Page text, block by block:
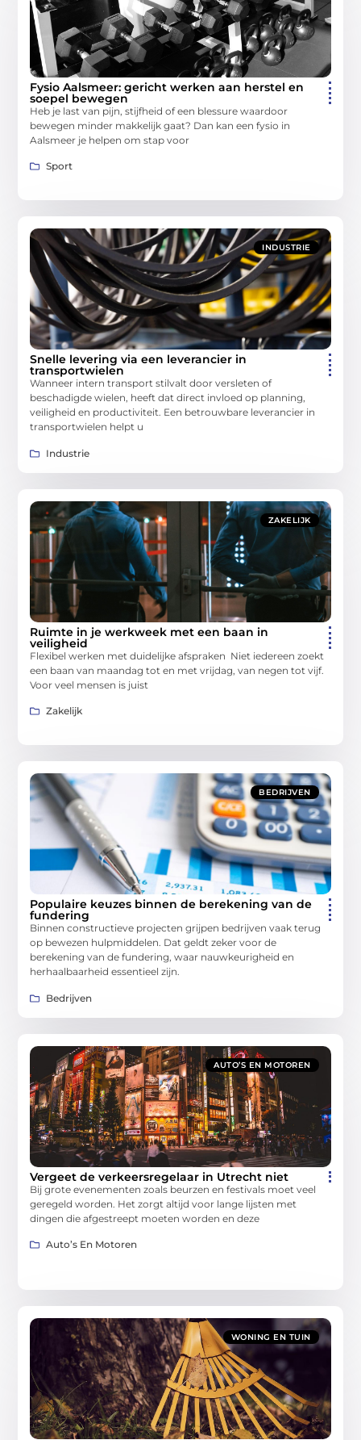
Fysio Aalsmeer: gericht werken aan herstel en
soepel bewegen
Heb je last van pijn, stijfheid of een blessure waardoor
bewegen minder makkelijk gaat? Dan kan een fysio in
Aalsmeer je helpen om stap voor
Sport
INDUSTRIE
Snelle levering via een leverancier in
transportwielen
Wanneer intern transport stilvalt door versleten of
beschadigde wielen, heeft dat direct invloed op planning,
veiligheid en productiviteit. Een betrouwbare leverancier in
transportwielen helpt u
Industrie
ZAKELIJK
Ruimte in je werkweek met een baan in
veiligheid
Flexibel werken met duidelijke afspraken Niet iedereen zoekt
een baan van maandag tot en met vrijdag, van negen tot vijf.
Voor veel mensen is juist
Zakelijk
BEDRIJVEN
Populaire keuzes binnen de berekening van de
fundering
Binnen constructieve projecten grijpen bedrijven vaak terug
op bewezen hulpmiddelen. Dat geldt zeker voor de
berekening van de fundering, waar nauwkeurigheid en
herhaalbaarheid essentieel zijn.
Bedrijven
AUTO’S EN MOTOREN
Vergeet de verkeersregelaar in Utrecht niet
Bij grote evenementen zoals beurzen en festivals moet veel
geregeld worden. Het zorgt altijd voor lange lijsten met
dingen die afgestreept moeten worden en deze
Auto’s En Motoren
WONING EN TUIN